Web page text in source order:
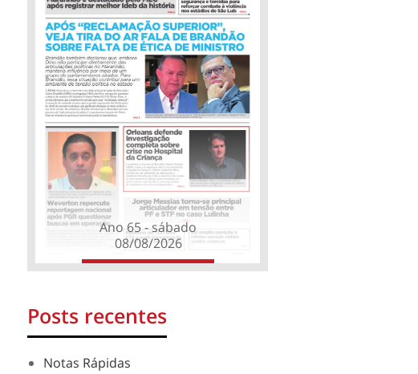
Ano 65 - sábado
08/08/2026
Posts recentes
Notas Rápidas